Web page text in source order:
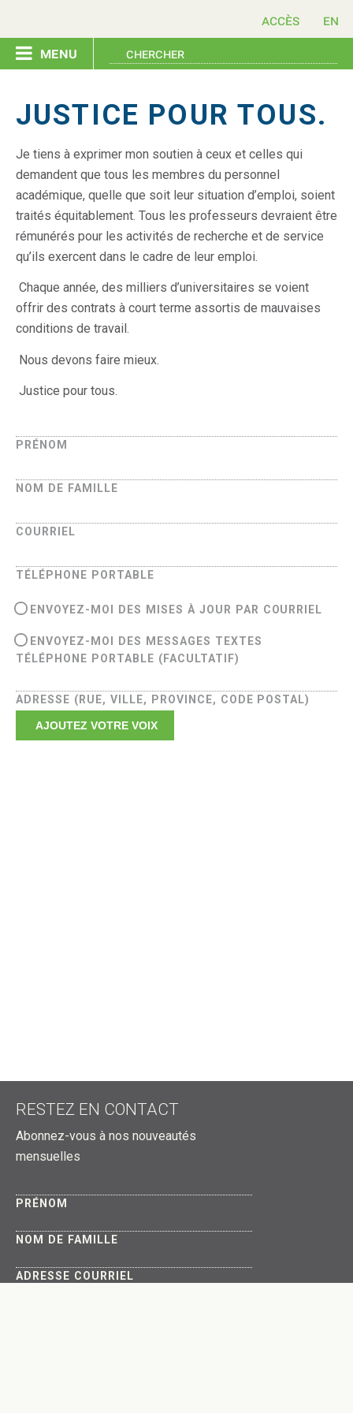
menu
événement
ressources
contactez-nous
accès
JUSTICE POUR TOUS.
Je tiens à exprimer mon soutien à ceux et celles qui
demandent que tous les membres du personnel
académique, quelle que soit leur situation d’emploi, soient
traités équitablement. Tous les professeurs devraient être
rémunérés pour les activités de recherche et de service
qu’ils exercent dans le cadre de leur emploi.
Chaque année, des milliers d’universitaires se voient
offrir des contrats à court terme assortis de mauvaises
conditions de travail.
Nous devons faire mieux.
Justice pour tous.
PRÉNOM
NOM DE FAMILLE
COURRIEL
TÉLÉPHONE PORTABLE
ENVOYEZ-MOI DES MISES À JOUR PAR COURRIEL
ENVOYEZ-MOI DES MESSAGES TEXTES
TÉLÉPHONE PORTABLE (FACULTATIF)
ADRESSE (RUE, VILLE, PROVINCE, CODE POSTAL)
RESTEZ EN CONTACT
Abonnez-vous à nos nouveautés
mensuelles
PRÉNOM
NOM DE FAMILLE
ADRESSE COURRIEL